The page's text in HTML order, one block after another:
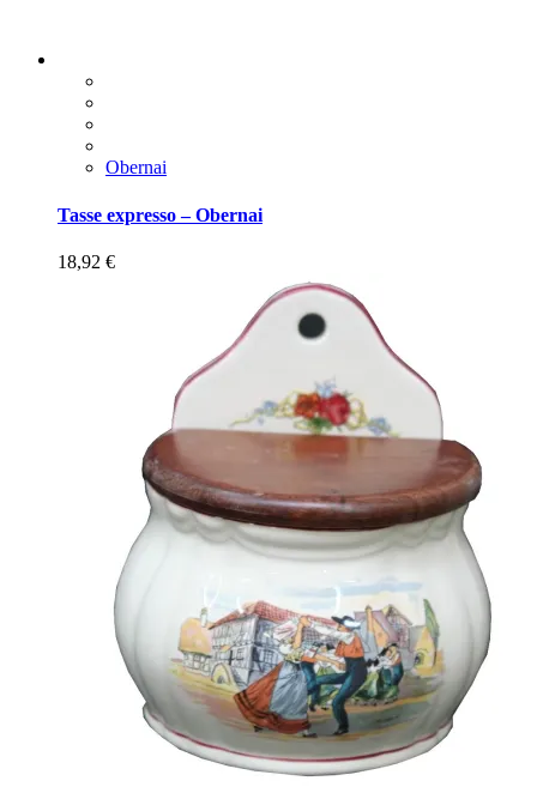
Obernai
Tasse expresso – Obernai
18,92 €